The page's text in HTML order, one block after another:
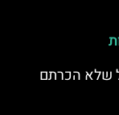
שלא הכרתם